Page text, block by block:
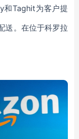
和Taghit为客户提
送。在位于科罗拉